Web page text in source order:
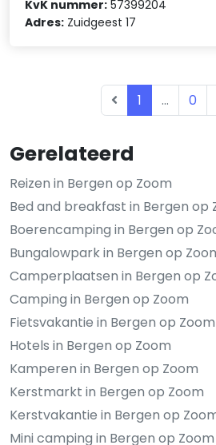
Gerelateerd
Reizen in Bergen op Zoom
Bed and breakfast in Bergen op
Boerencamping in Bergen op
Bungalowpark in Bergen op
Camperplaatsen in Bergen op
Camping in Bergen op Zoom
Fietsvakantie in Bergen op Zoom
Hotels in Bergen op Zoom
Kamperen in Bergen op Zoom
Kerstmarkt in Bergen op Zoom
Kerstvakantie in Bergen op
Mini camping in Bergen op Zoom
KvK nummer: 57399204
Adres: Zuidgeest 17
1 ... 0